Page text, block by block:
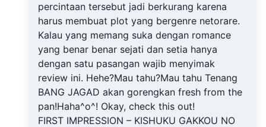
percintaan tersebut jadi berkurang karena
harus membuat plot yang bergenre netorare.
Kalau yang memang suka dengan romance
yang benar benar sejati dan setia hanya
dengan satu pasangan wajib menyimak
review ini. Hehe?Mau tahu?Mau tahu Tenang
BANG JAGAD akan gorengkan fresh from the
pan!Haha^o^! Okay, check this out!
FIRST IMPRESSION – KISHUKU GAKKOU NO